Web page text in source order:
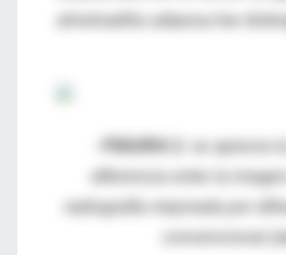
almohadilla adiposa fue
: se aprecia
diferencia entre la
radiografía mejorada por
convencional